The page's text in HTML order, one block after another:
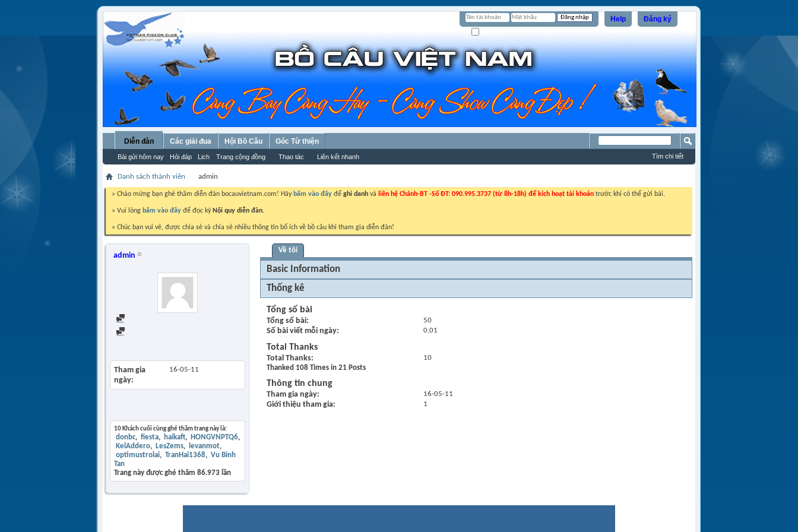
Đăng ký
Help
Diễn đàn
Bài gửi hôm nay Hỏi đáp Lịch Trang cộng đồng Thao tác Liên kết nhanh
Các giải đua Hội Bồ Câu Góc Từ thiện
Tìm chi tiết
Danh sách thành viên admin
» Chào mừng bạn ghé thăm diễn đàn bocauvietnam.com! Hãy bấm vào đây để ghi danh và liên hệ Chánh-BT -Số ĐT: 090.995.3737 (từ 8h-18h) để kích hoạt tài khoản trước khi có thể gửi bài.
» Vui lòng bấm vào đây để đọc kỹ Nội quy diễn đàn.
» Chúc bạn vui vẻ, được chia sẻ và chia sẻ nhiều thông tin bổ ích về bồ câu khi tham gia diễn đàn!
admin
Tham gia
ngày
16-05-11
10 Khách cuối cùng ghé thăm trang này là:
donbc fiesta haikaft
HONGVNPTQ6
KelAddero
LesZems
levanmot
optimustrolai
TranHai1368
Vu Binh
Tan
Trang này được ghé thăm 86.973 lần
Về tôi
Basic Information
Thống kê
Tổng số bài
Tổng số bài 50
Số bài viết mỗi ngày 0,01
Total Thanks
Total Thanks
10
Thanked 108 Times in 21 Posts
Thông tin chung
Tham gia ngày 16-05-11
Giới thiệu tham gia 1